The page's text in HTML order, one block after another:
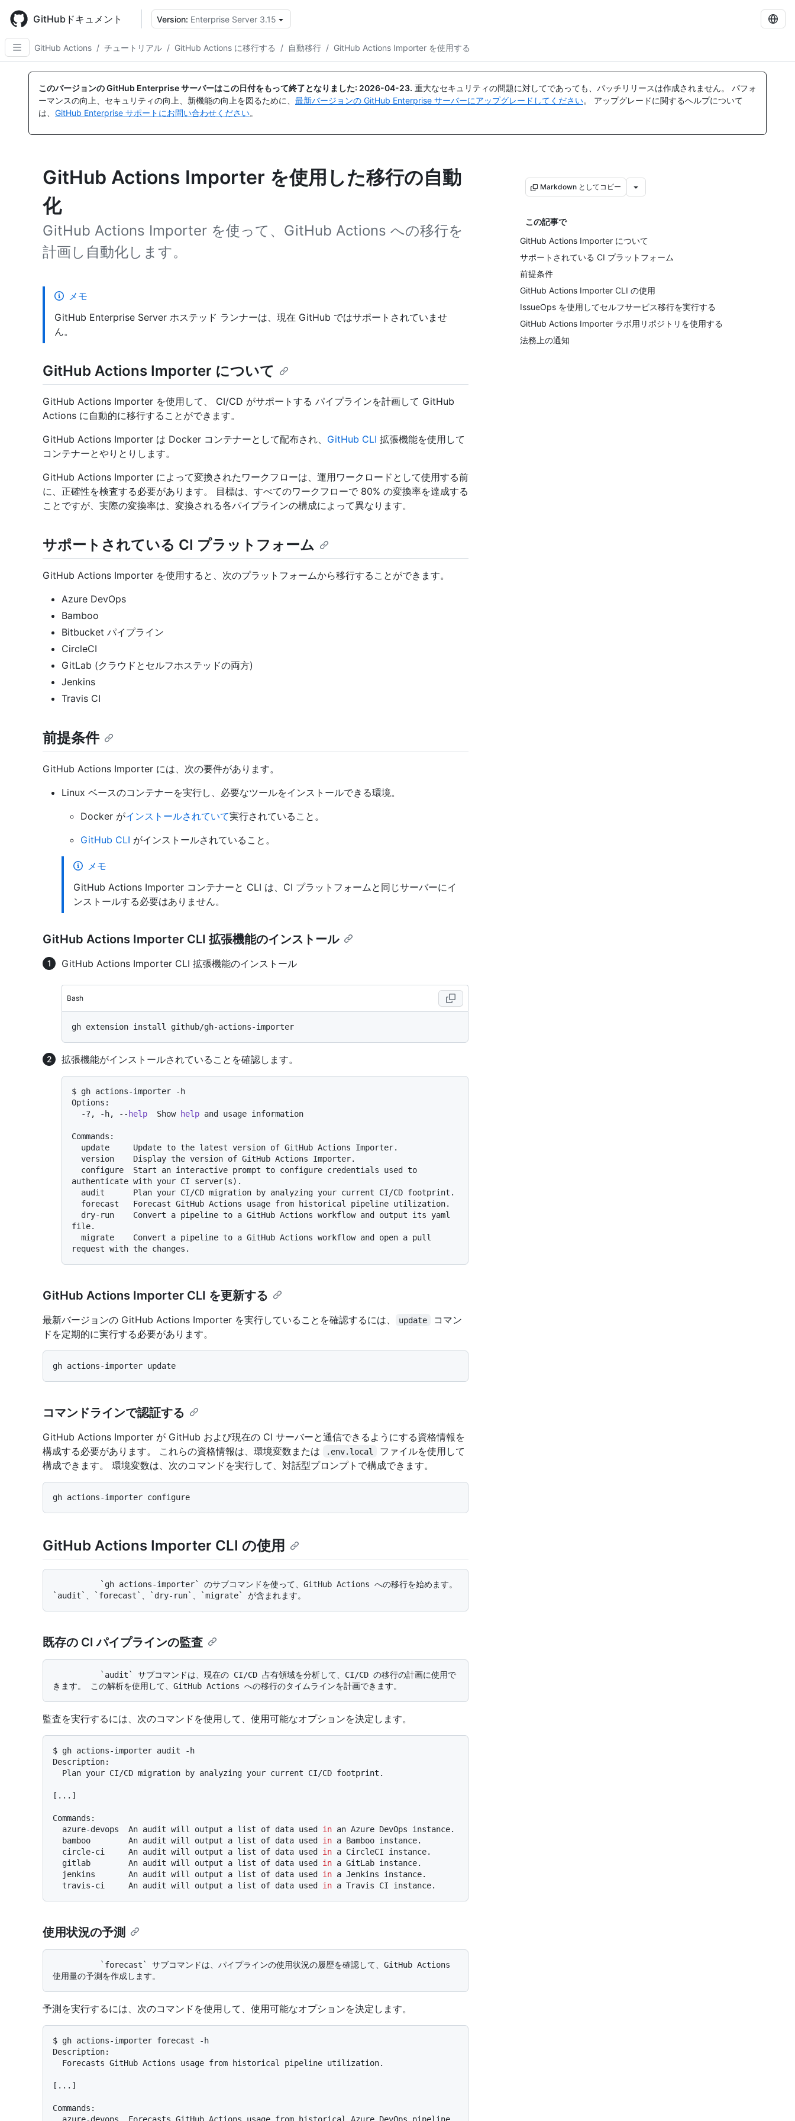
main
content
GitHubドキュメント Version: Enterprise Server 3.15
GitHub Actions / チュートリアル / GitHub Actions に移行する / 自動移行 / GitHub Actions Importer を使用する
このバージョンの GitHub Enterprise サーバーはこの日付をもって終了となりました: 2026-04-23. 重大なセキュリティの問題に対してであっても、パッチリリースは作成されません。 パフォ
ーマンスの向上、セキュリティの向上、新機能の向上を図るために、 最新バージョンの GitHub Enterprise サーバーにアップグレードしてください。 アップグレードに関するヘルプについて
は、 GitHub Enterprise サポートにお問い合わせください。
GitHub Actions Importer を使用した移行の自動
化
GitHub Actions Importer を使って、GitHub Actions への移行を
計画し自動化します。
Markdown としてコピー
この記事で
GitHub Actions Importer について
サポートされている CI プラットフォーム
前提条件
GitHub Actions Importer CLI の使用
IssueOps を使用してセルフサービス移行を実行する
GitHub Actions Importer ラボ用リポジトリを使用する
法務上の通知
メモ
GitHub Enterprise Server ホステッド ランナーは、現在 GitHub ではサポートされていませ
ん。
GitHub Actions Importer について
GitHub Actions Importer を使用して、 CI/CD がサポートする パイプラインを計画して GitHub
Actions に自動的に移行することができます。
GitHub Actions Importer は Docker コンテナーとして配布され、 GitHub CLI 拡張機能を使用して
コンテナーとやりとりします。
GitHub Actions Importer によって変換されたワークフローは、運用ワークロードとして使用する前
に、正確性を検査する必要があります。 目標は、すべてのワークフローで 80% の変換率を達成する
ことですが、実際の変換率は、変換される各パイプラインの構成によって異なります。
サポートされている CI プラットフォーム
GitHub Actions Importer を使用すると、次のプラットフォームから移行することができます。
Azure DevOps
Bamboo
Bitbucket パイプライン
CircleCI
GitLab (クラウドとセルフホステッドの両方)
Jenkins
Travis CI
前提条件
GitHub Actions Importer には、次の要件があります。
Linux ベースのコンテナーを実行し、必要なツールをインストールできる環境。
Docker がインストールされていて実行されていること。
GitHub CLI がインストールされていること。
メモ
GitHub Actions Importer コンテナーと CLI は、CI プラットフォームと同じサーバーにイ
ンストールする必要はありません。
GitHub Actions Importer CLI 拡張機能のインストール
GitHub Actions Importer CLI 拡張機能のインストール
Bash
拡張機能がインストールされていることを確認します。
$ gh actions-importer -h
Options:
  -?, -h, --
help
  Show
help and usage information
Commands:
authenticate with your CI server(s).
file.
GitHub Actions Importer CLI を更新する
最新バージョンの GitHub Actions Importer を実行していることを確認するには、 update
コマン
ドを定期的に実行する必要があります。
コマンドラインで認証する
GitHub Actions Importer が GitHub および現在の CI サーバーと通信できるようにする資格情報を
構成する必要があります。 これらの資格情報は、環境変数または
.env.local
ファイルを使用して
構成できます。 環境変数は、次のコマンドを実行して、対話型プロンプトで構成できます。
GitHub Actions Importer CLI の使用
既存の CI パイプラインの監査
監査を実行するには、次のコマンドを使用して、使用可能なオプションを決定します。
$ gh actions-importer audit -h
Description:
[...]
Commands:
  azure-devops  An audit will output a list of data used
in an Azure DevOps instance.
  bamboo        An audit will output a list of data used
in a Bamboo instance.
  circle-ci     An audit will output a list of data used
in a CircleCI instance.
  gitlab        An audit will output a list of data used
in a GitLab instance.
  jenkins       An audit will output a list of data used
in a Jenkins instance.
  travis-ci     An audit will output a list of data used
in
使用状況の予測
予測を実行するには、次のコマンドを使用して、使用可能なオプションを決定します。
$ gh actions-importer forecast -h
Description:
[...]
Commands: